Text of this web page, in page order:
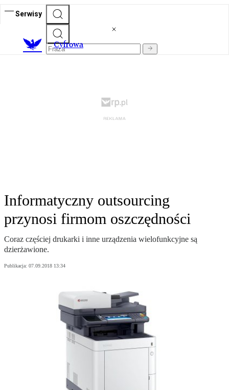
Serwisy
Cyfrowa
Informatyczny outsourcing
przynosi firmom oszczędności
Coraz częściej drukarki i inne urządzenia wielofunkcyjne są
dzierżawione.
Publikacja: 07.09.2018 13:34